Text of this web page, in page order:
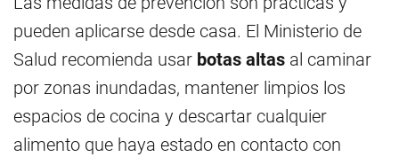
pueden aplicarse desde casa. El Ministerio de
Salud recomienda usar botas altas al caminar
por zonas inundadas, mantener limpios los
espacios de cocina y descartar cualquier
alimento que haya estado en contacto con